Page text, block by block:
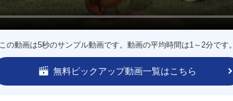
この動画は5秒のサンプル動画です。動画の平均時間は1～2分です。
無料ピックアップ動画一覧はこちら